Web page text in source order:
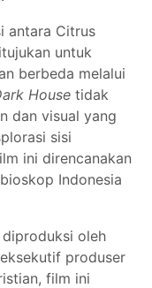
antara Citrus
untuk
berbeda melalui
House tidak
dan visual yang
sisi
ini direncanakan
Indonesia
diproduksi oleh
produser
film ini